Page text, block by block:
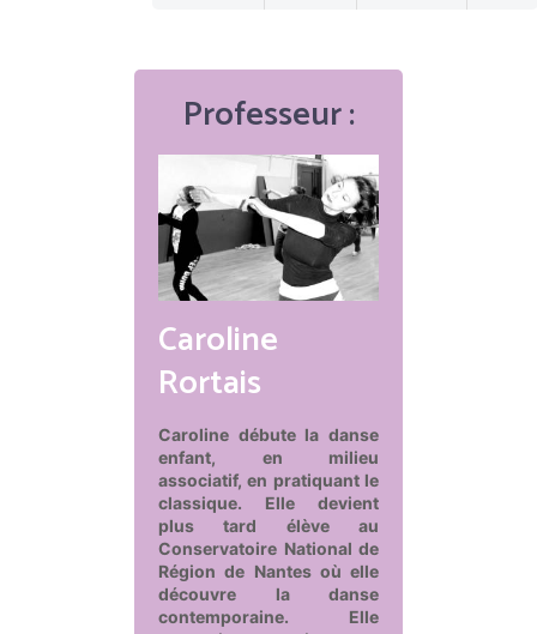
Professeur :
Caroline
Rortais
Caroline débute la danse
enfant, en milieu
associatif, en pratiquant le
classique. Elle devient
plus tard élève au
Conservatoire National de
Région de Nantes où elle
découvre la danse
contemporaine. Elle